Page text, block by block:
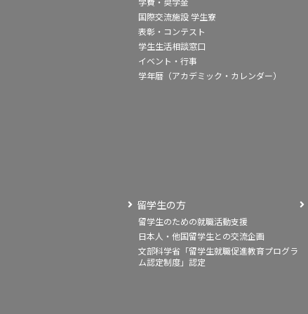
国際交流施設 学生寮
表彰・コンテスト
学生生活相談窓口
イベント・行事
学年暦（アカデミック・カレンダー）
留学生の方
留学生のための就職活動支援
日本人・他国留学生との交流企画
文部科学省「留学生就職促進教育プログラ
ム認定制度」認定